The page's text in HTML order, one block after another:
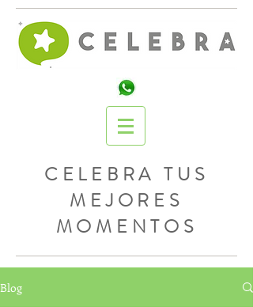
CELEBRA TUS
MEJORES
MOMENTOS
Blog